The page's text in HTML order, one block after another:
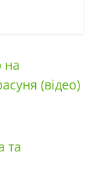
на
(відео)
та